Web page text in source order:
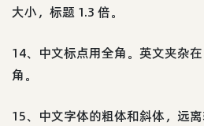
大小，标题 1.3 倍。
14、中文标点用全角。英文夹杂
角。
15、中文字体的粗体和斜体，远离